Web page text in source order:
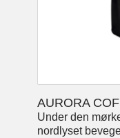
AURORA
Under den
nordlyset